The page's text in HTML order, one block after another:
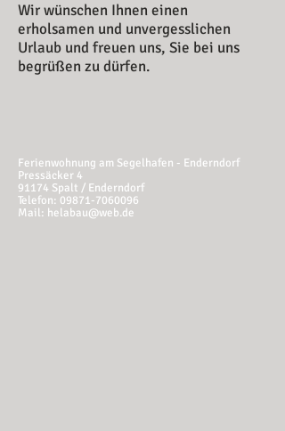
Wir wünschen Ihnen einen
erholsamen und unvergesslichen
Urlaub und freuen uns, Sie bei uns
begrüßen zu dürfen.
Ferienwohnung am Segelhafen - Enderndorf
Pressäcker 4
91174 Spalt / Enderndorf
Telefon: 09871-7060096
Mail: helabau@web.de